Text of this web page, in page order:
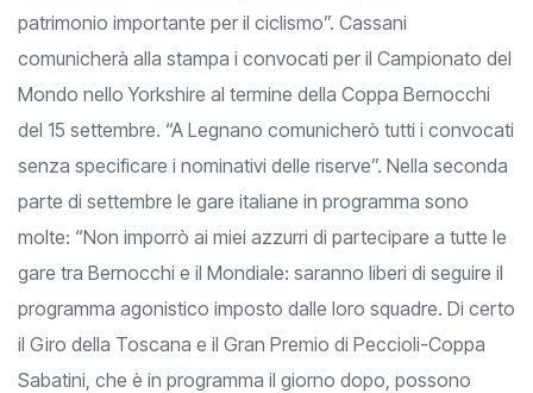
patrimonio importante per il ciclismo”. Cassani
comunicherà alla stampa i convocati per il Campionato del
Mondo nello Yorkshire al termine della Coppa Bernocchi
del 15 settembre. “A Legnano comunicherò tutti i convocati
senza specificare i nominativi delle riserve”. Nella seconda
parte di settembre le gare italiane in programma sono
molte: “Non imporrò ai miei azzurri di partecipare a tutte le
gare tra Bernocchi e il Mondiale: saranno liberi di seguire il
programma agonistico imposto dalle loro squadre. Di certo
il Giro della Toscana e il Gran Premio di Peccioli-Coppa
Sabatini, che è in programma il giorno dopo, possono